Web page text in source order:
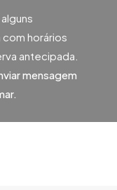
horários
antecipada.
mensagem